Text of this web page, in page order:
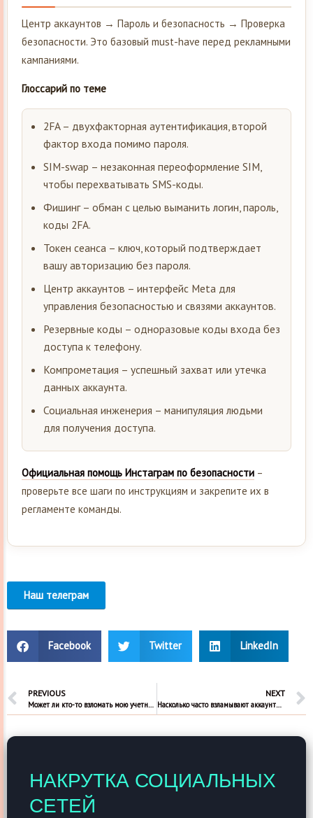
Центр аккаунтов → Пароль и безопасность → Проверка
безопасности. Это базовый must-have перед рекламными
кампаниями.
Глоссарий по теме
2FA – двухфакторная аутентификация, второй
фактор входа помимо пароля.
SIM-swap – незаконная переоформление SIM,
чтобы перехватывать SMS-коды.
Фишинг – обман с целью выманить логин, пароль,
коды 2FA.
Токен сеанса – ключ, который подтверждает
вашу авторизацию без пароля.
Центр аккаунтов – интерфейс Meta для
управления безопасностью и связями аккаунтов.
Резервные коды – одноразовые коды входа без
доступа к телефону.
Компрометация – успешный захват или утечка
данных аккаунта.
Социальная инженерия – манипуляция людьми
для получения доступа.
Официальная помощь Инстаграм по безопасности –
проверьте все шаги по инструкциям и закрепите их в
регламенте команды.
Наш телеграм
Facebook Twitter LinkedIn
PREVIOUS
Может ли кто-то взломать мою учетную запись, если я напишу им в личные сообщения в Инстаграме?
NEXT
Насколько часто взламывают аккаунты в Инстаграм?
НАКРУТКА СОЦИАЛЬНЫХ
СЕТЕЙ